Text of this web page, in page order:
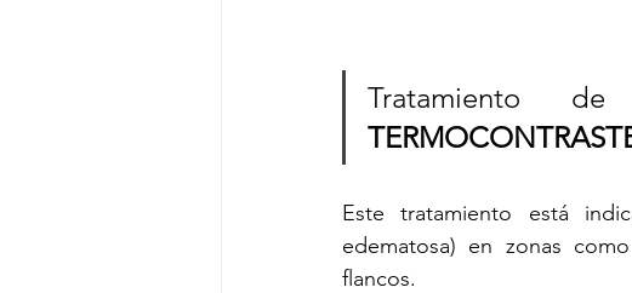
Tratamiento
Este tratamiento está
edematosa) en zonas
flancos.